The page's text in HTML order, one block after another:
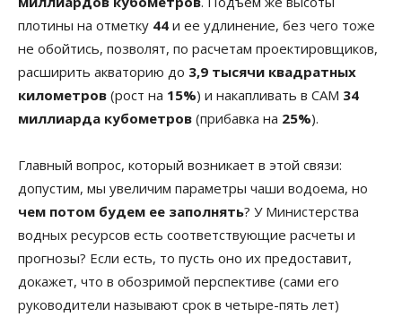
плотины на отметку 44 и ее удлинение, без чего тоже
не обойтись, позволят, по расчетам проектировщиков,
расширить акваторию до 3,9 тысячи квадратных
километров (рост на 15%) и накапливать в САМ 34
миллиарда кубометров (прибавка на 25%).
Главный вопрос, который возникает в этой связи:
допустим, мы увеличим параметры чаши водоема, но
чем потом будем ее заполнять? У Министерства
водных ресурсов есть соответствующие расчеты и
прогнозы? Если есть, то пусть оно их предоставит,
докажет, что в обозримой перспективе (сами его
руководители называют срок в четыре-пять лет)